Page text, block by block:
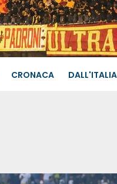
CRONACA DALL'ITALIA